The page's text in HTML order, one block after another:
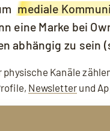
mediale
eine Marke bei
abhängig zu sein
Kanäle
Newsletter und